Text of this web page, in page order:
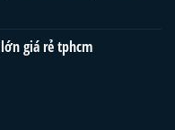
giá rẻ tphcm